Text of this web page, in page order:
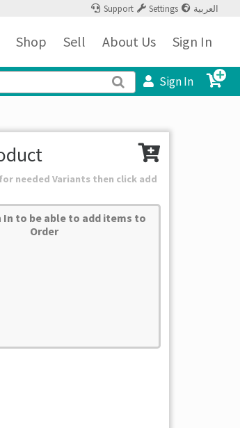
Support Settings العربية
Shop Sell About Us Sign In
Sign In
needed Variants then click add
In to be able to add items to
Order